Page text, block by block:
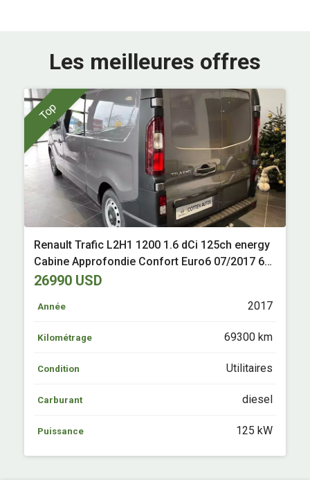
Les meilleures offres
Top
Renault Trafic L2H1 1200 1.6 dCi 125ch energy
Cabine Approfondie Confort Euro6 07/2017 69
300 km Diesel Questembert (56)
26990 USD
Année 2017
Kilométrage 69300 km
Condition Utilitaires
Carburant diesel
Puissance 125 kW